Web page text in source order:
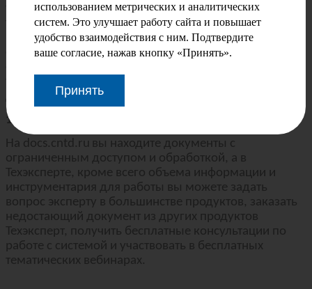
только доступ к нормативной и нормативно-
технической документации. В Техэксперте, кроме
полноценной работы с НТД, вы получаете
справочную информацию, консультации, образцы и
документацию.
10 отличие –
На docs.cntd . ru вы находите документы с
ограниченным доступом и обработкой, а в
Техэксперте, кроме всего объема информации и
инструментария для работы вы можете задать
вопрос эксперту в большинстве продуктов, заказать
недостающий документ из других продуктов
Техэксперт, получить бесплатные консультации по
работе с системой и участвовать в бесплатных
тематических вебинарах.
использованием метрических и аналитических
систем. Это улучшает работу сайта и повышает
удобство взаимодействия с ним. Подтвердите
ваше согласие, нажав кнопку «Принять».
Принять